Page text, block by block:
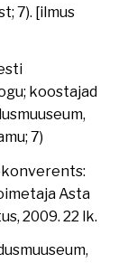
7). [ilmus
koostajad
7)
Asta
2009. 22 lk.